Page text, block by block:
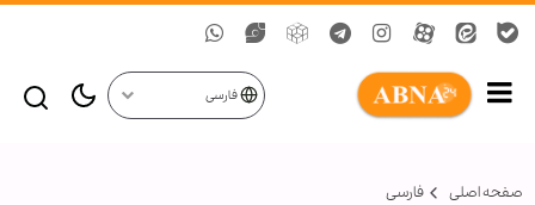
فارسی
صفحه اصلی فارسی